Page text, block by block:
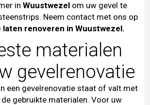
in Wuustwezelom uw gevel te
Neem contact met ons op
laten renoveren in Wuustwezel.
materialen
gevelrenovatie
een gevelrenovatie staat of valt met
gebruikte materialen. Voor uw